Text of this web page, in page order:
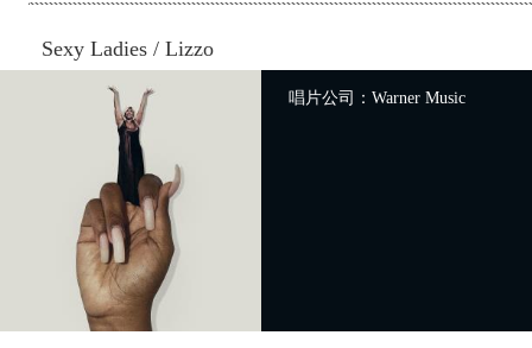
Sexy Ladies / Lizzo
唱片公司：Warner Music